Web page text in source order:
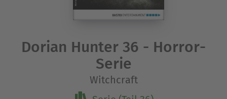
Dorian Hunter 36 - Horror-
Serie
Witchcraft